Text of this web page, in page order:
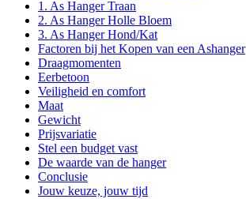
1. As Hanger Traan
2. As Hanger Holle Bloem
3. As Hanger Hond/Kat
Factoren bij het Kopen van een Ashanger
Draagmomenten
Eerbetoon
Veiligheid en comfort
Maat
Gewicht
Prijsvariatie
Stel een budget vast
De waarde van de hanger
Conclusie
Jouw keuze, jouw tijd